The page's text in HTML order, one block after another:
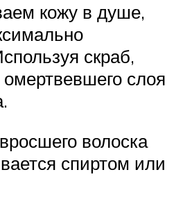
кожу в душе,
скраб,
слоя
волоска
спиртом или